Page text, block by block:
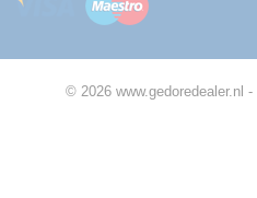
© 2026 www.gedoredealer.nl